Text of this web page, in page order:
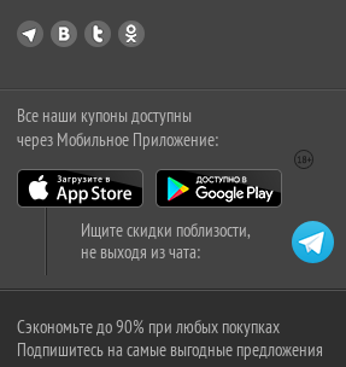
Все наши купоны доступны
через Мобильное Приложение:
Ищите скидки поблизости,
не выходя из чата:
Сэкономьте до 90% при любых покупках
Подпишитесь на самые выгодные предложения